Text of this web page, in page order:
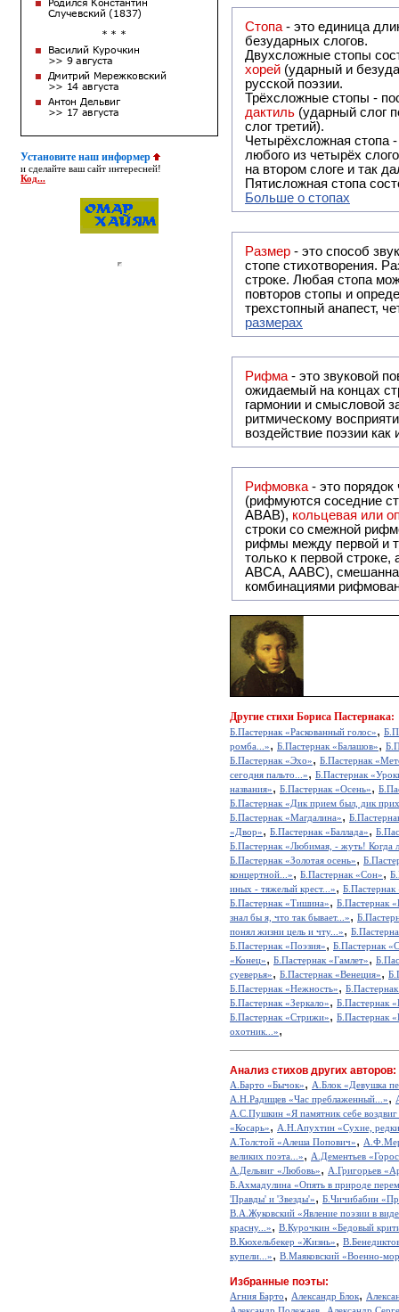
Установите наш информер
и сделайте ваш сайт интересней!
Код...
Стопа - это единица
безударных слогов.
Двухсложные стопы
хорей (ударный и
русской поэзии.
Трёхсложные стопы -
дактиль (ударный слог
слог третий).
Четырёхсложная стопа
любого из четырёх
на втором слоге и так
Пятисложная стопа
Больше о стопах
Размер - это способ
стопе стихотворения.
строке. Любая стопа
повторов стопы и
трехстопный анапест,
размерах
Рифма - это звуковой повтор, традиционно используемый в поэзии и, как
ожидаемый на концах
гармонии и смысловой
ритмическому
воздействие поэзии
Рифмовка - это
(рифмуются соседние
ABAB), кольцевая или
строки со смежной
рифмы между первой и
только к первой
ABCA, AABC), смешанная или вольная рифмовка (рифмовка в сложных строфах с различными
комбинациями
Другие стихи Бориса Пастернака:
Б.Пастернак «Раскованный голос»,
ромба...», Б.Пастернак «Балашов»,
Б.Пастернак «Эхо», Б.Пастернак
сегодня пальто...», Б.Пастернак
названия», Б.Пастернак «Осень»,
Б.Пастернак «Дик прием был, дик
Б.Пастернак «Магдалина»,
«Двор», Б.Пастернак «Баллада»,
Б.Пастернак «Любимая, - жуть! Когда
Б.Пастернак «Золотая осень»,
концертной...», Б.Пастернак «Сон»,
иных - тяжелый крест...»,
Б.Пастернак «Тишина», Б.Пастернак
знал бы я, что так бывает...»,
понял жизни цель и чту...»,
Б.Пастернак «Поэзия», Б.Пастернак
«Конец», Б.Пастернак «Гамлет»,
суеверья», Б.Пастернак «Венеция»,
Б.Пастернак «Нежность»,
Б.Пастернак «Зеркало», Б.Пастернак
Б.Пастернак «Стрижи», Б.Пастернак
охотник...»,
Анализ стихов других авторов:
А.Барто «Бычок», А.Блок «Девушка
А.Н.Радищев «Час преблаженный...»,
А.С.Пушкин «Я памятник себе
«Косарь», А.Н.Апухтин «Сухие,
А.Толстой «Алеша Попович»,
великих поэта...», А.Дементьев
А.Дельвиг «Любовь», А.Григорьев
Б.Ахмадулина «Опять в природе
'Правды' и 'Звезды'», Б.Чичибабин
В.А.Жуковский «Явление поэзии в
красну...», В.Курочкин «Бедовый
В.Кюхельбекер «Жизнь»,
купели...», В.Маяковский «Военно-
Избранные поэты:
Агния Барто, Александр Блок,